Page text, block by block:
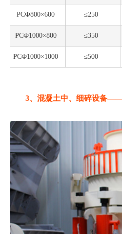
PCФ800×600 ≤250
PCФ1000×800 ≤350
PCФ1000×1000 ≤500
3、混凝土中、细碎设备